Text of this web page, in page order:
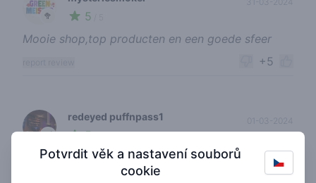
🥦 5
Mooie shop,top producten en een goede sfeer
+5
🍃
redeyed puffnpass1
5
01-03-2024
Super shop, top producten. Voor iedereen wat. En
je kan ook nog lekker chillen. Drinks, Foods etc
Potvrdit věk a nastavení souborů
cookie